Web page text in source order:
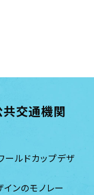
共交通機関
ールドカップデザ
ンのモノレー